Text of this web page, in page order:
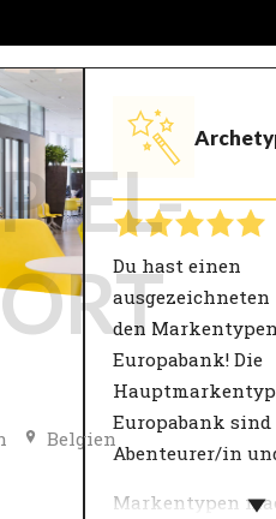
Belgien
Du hast einen
den
Europabank! Die
Europabank sind
Abenteurer/in
Markentypen